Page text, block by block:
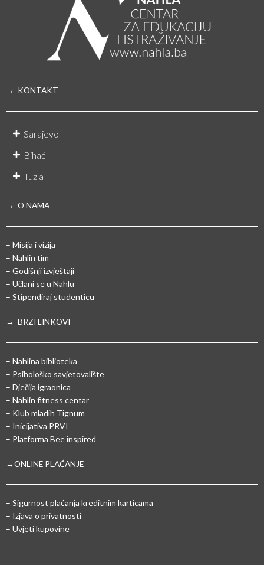
→ KONTAKT
Sarajevo
Bihać
Tuzla
→ O NAMA
– Misija i vizija
– Nahlin tim
– Godišnji izvještaji
– Učlani se u Nahlu
– Stipendiraj studenticu
→ BRZI LINKOVI
– Nahlina biblioteka
– Psihološko savjetovalište
– Dječija igraonica
– Nahlin fitness centar
– Klub mladih Tignum
– Inicijativa PRVI
– Platforma Bee inspired
→ONLINE PLAĆANJE
– Sigurnost plaćanja kreditnim karticama
– Izjava o privatnosti
– Uvjeti kupovine